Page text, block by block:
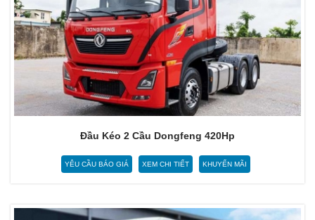
Đầu Kéo 2 Cầu Dongfeng 420Hp
YÊU CẦU BÁO GIÁ XEM CHI TIẾT KHUYẾN MÃI